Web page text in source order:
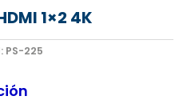
1×2 4K
PS-225